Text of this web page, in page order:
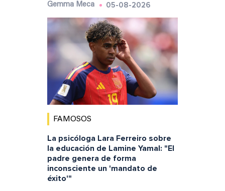
Gemma Meca 05-08-2026
FAMOSOS
La psicóloga Lara Ferreiro sobre
la educación de Lamine Yamal: "El
padre genera de forma
inconsciente un 'mandato de
éxito'"